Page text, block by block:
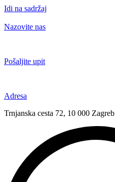
Idi na sadržaj
Nazovite nas
Pošaljite upit
Adresa
Trnjanska cesta 72, 10 000 Zagreb